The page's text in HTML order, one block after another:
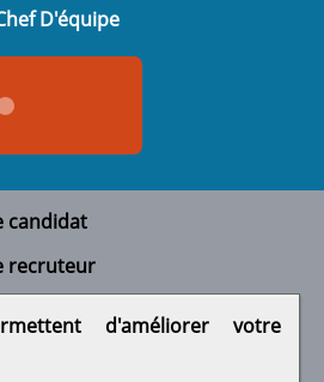
D'équipe
candidat
recruteur
d'améliorer votre